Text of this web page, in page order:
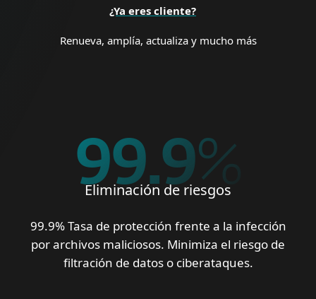
¿Ya eres cliente?
Renueva, amplía, actualiza y mucho más
99.9%
Eliminación de riesgos
99.9% Tasa de protección frente a la infección
por archivos maliciosos. Minimiza el riesgo de
filtración de datos o ciberataques.